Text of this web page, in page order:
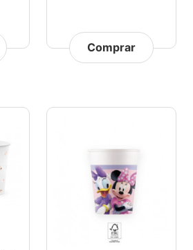
Comprar